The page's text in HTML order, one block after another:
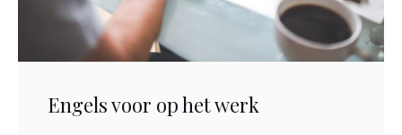
Engels voor op het werk